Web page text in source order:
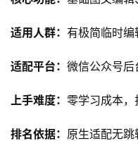
适用人群： 有极简临时编
适配平台： 微信公众号后
上手难度： 零学习成本，
排名依据： 原生适配无跳